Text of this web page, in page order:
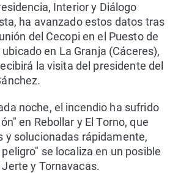
Interior y Diálogo
ha avanzado estos datos tras
del Cecopi en el Puesto de
en La Granja (Cáceres),
la visita del presidente del
noche, el incendio ha sufrido
en Rebollar y El Torno, que
y solucionadas rápidamente,
se localiza en un posible
y Tornavacas.